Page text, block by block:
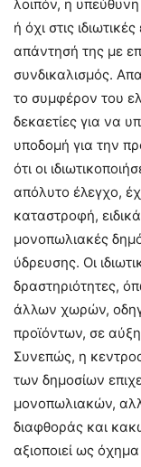
λοιπόν, η
ή όχι στις
απάντησή της με
συνδικαλισμός.
το συμφέρον του
δεκαετίες για να
υποδομή για την
ότι οι
απόλυτο έλεγχο,
καταστροφή,
μονοπωλιακές
ύδρευσης. Οι
δραστηριότητες,
άλλων χωρών,
προϊόντων, σε
Συνεπώς, η
των δημοσίων
μονοπωλιακών,
διαφθοράς και
αξιοποιεί ως